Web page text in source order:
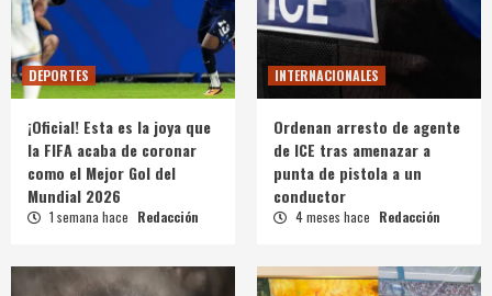
DEPORTES
¡Oficial! Esta es la joya que
la FIFA acaba de coronar
como el Mejor Gol del
Mundial 2026
1 semana hace Redacción
INTERNACIONALES
Ordenan arresto de agente
de ICE tras amenazar a
punta de pistola a un
conductor
4 meses hace Redacción